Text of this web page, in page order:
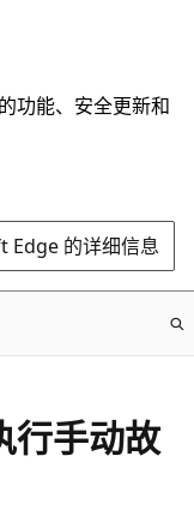
功能、安全更新和
的详细信息
行手动故